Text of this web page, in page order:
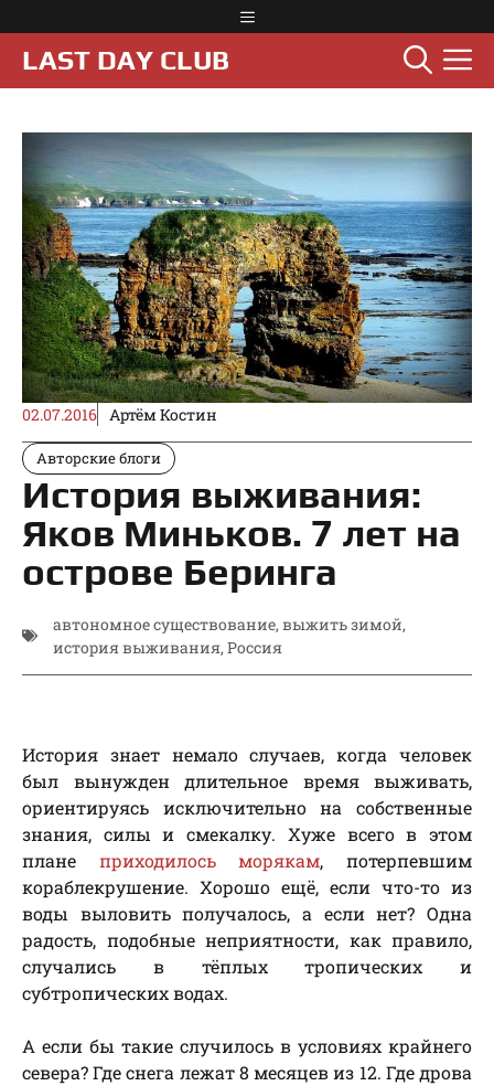
к
содержимому
Меню
LAST DAY CLUB
02.07.2016 Артём Костин
Авторские блоги
История выживания:
Яков Миньков. 7 лет на
острове Беринга
автономное существование, выжить зимой,
история выживания, Россия
История знает немало случаев, когда человек
был вынужден длительное время выживать,
ориентируясь исключительно на собственные
знания, силы и смекалку. Хуже всего в этом
плане приходилось морякам, потерпевшим
кораблекрушение. Хорошо ещё, если что-то из
воды выловить получалось, а если нет? Одна
радость, подобные неприятности, как правило,
случались в тёплых тропических и
субтропических водах.
А если бы такие случилось в условиях крайнего
севера? Где снега лежат 8 месяцев из 12. Где дрова